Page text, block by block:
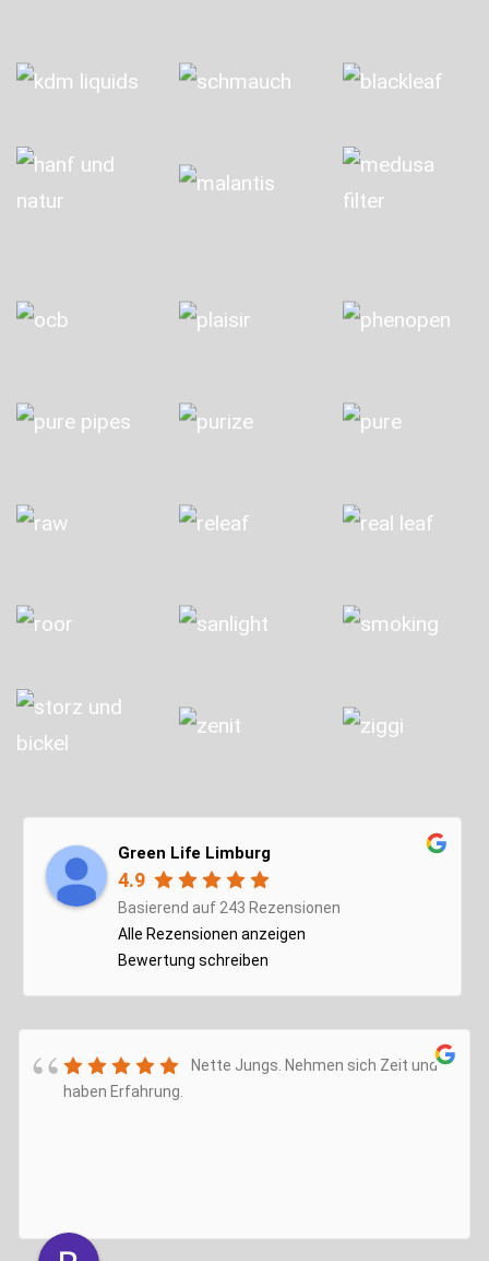
Green Life Limburg
4.9
Basierend auf 243 Rezensionen
Alle Rezensionen anzeigen
Bewertung schreiben
Nette Jungs. Nehmen sich Zeit und
haben Erfahrung.